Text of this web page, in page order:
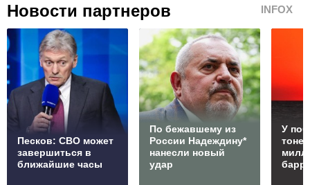
Новости партнеров INFOX
Песков: СВО может
завершиться в
ближайшие часы
По бежавшему из
России Надеждину*
нанесли новый
удар
У